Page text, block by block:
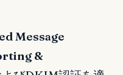
Message
&